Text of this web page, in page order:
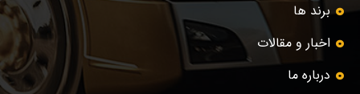
برند ها
اخبار و مقالات
درباره ما